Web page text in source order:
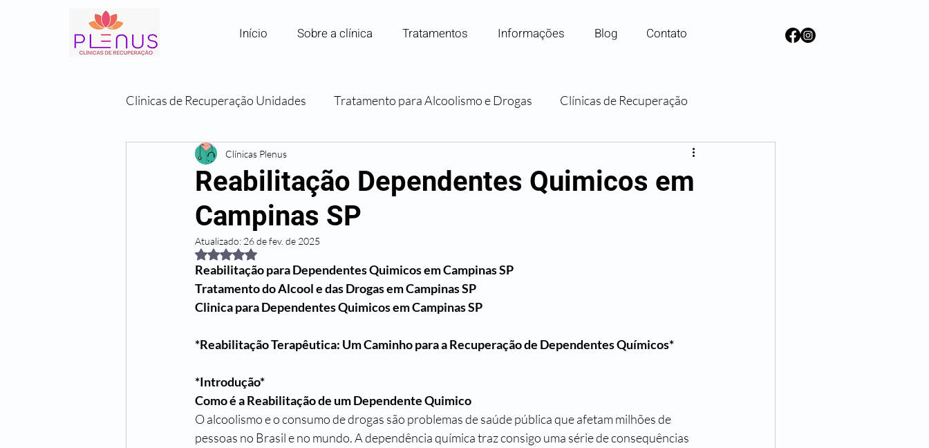
Início Sobre a clínica Tratamentos Informações Blog Contato
Clinicas de Recuperação Unidades Tratamento para Alcoolismo e Drogas Clínicas de Recuperação
Clínicas por Região em SP Convênios e Planos de Saúde
Comunidades Terapêuticas Orientação e Apoio Familiar
Reabilitação Dependentes Quimicos em
Campinas SP
Clínicas Plenus
Atualizado: 26 de fev. de 2025
Avaliado com NaN de 5 estrelas.
Reabilitação para Dependentes Quimicos em Campinas SP
Tratamento do Alcool e das Drogas em Campinas SP
Clinica para Dependentes Quimicos em Campinas SP
*Reabilitação Terapêutica: Um Caminho para a Recuperação de Dependentes Químicos*
*Introdução*
Como é a Reabilitação de um Dependente Quimico
O alcoolismo e o consumo de drogas são problemas de saúde pública que afetam milhões de
pessoas no Brasil e no mundo. A dependência química traz consigo uma série de consequências